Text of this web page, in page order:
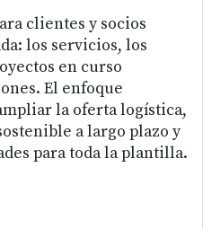
clientes y socios
los servicios, los
en curso
El enfoque
la oferta logística,
a largo plazo y
para toda la plantilla.